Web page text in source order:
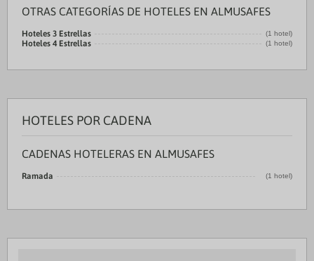
OTRAS CATEGORÍAS DE HOTELES EN ALMUSAFES
Hoteles 3 Estrellas (1 hotel)
Hoteles 4 Estrellas (1 hotel)
HOTELES POR CADENA
CADENAS HOTELERAS EN ALMUSAFES
Ramada (1 hotel)